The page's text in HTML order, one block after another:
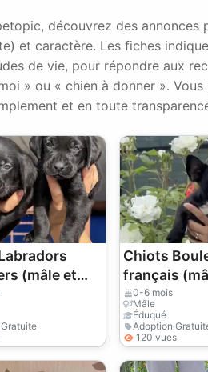
découvrez des annonces
et caractère. Les fiches
de vie, pour répondre aux
» ou « chien à donner ». Vous
et en toute
(mâle et
donner
Chiots
français
femelle) à
0-6 mois
Mâle
Éduqué
Adoption
120 vues